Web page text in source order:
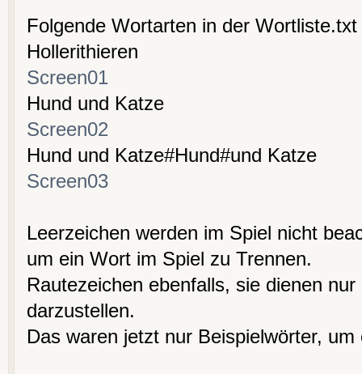
Folgende Wortarten in der
Hollerithieren
Screen01
Hund und Katze
Screen02
Hund und Katze#Hund#und Katze
Screen03
Leerzeichen werden im Spiel nicht
um ein Wort im Spiel zu Trennen.
Rautezeichen ebenfalls, sie dienen
darzustellen.
Das waren jetzt nur Beispielwörter,